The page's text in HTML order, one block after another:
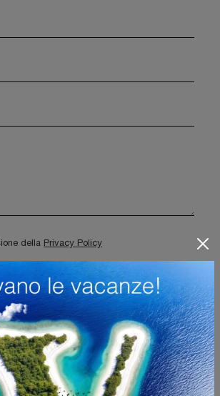
i cataloghi
della Privacy Policy
Invia